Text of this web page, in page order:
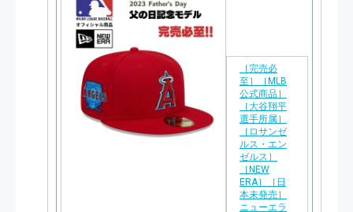
［完売必
至］［MLB
公式商品］
［大谷翔平
選手所属］
［ロサンゼ
ルス・エン
ゼルス］
［NEW
ERA］［日
本未発売］
ニューエラ